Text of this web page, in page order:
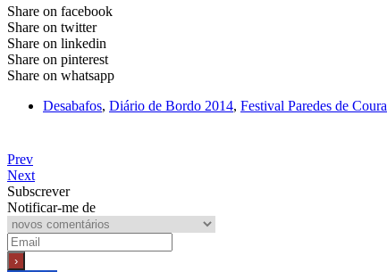
Share on facebook
Share on twitter
Share on linkedin
Share on pinterest
Share on whatsapp
Desabafos, Diário de Bordo 2014, Festival Paredes de Coura
Prev
Next
Subscrever
Notificar-me de